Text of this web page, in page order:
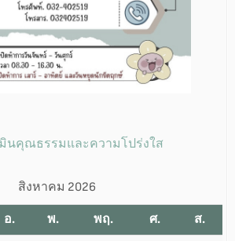
มินคุณธรรมและความโปร่งใส
สิงหาคม 2026
อ. พ. พฤ. ศ. ส.